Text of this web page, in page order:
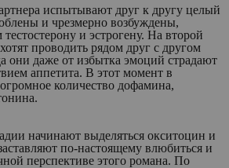
испытывают друг к другу целый
и чрезмерно возбуждены,
и эстрогену. На второй
проводить рядом друг с другом
они даже от избытка эмоций страдают
аппетита. В этот момент в
количество дофамина,
начинают выделяться окситоцин и
по-настоящему влюбиться и
перспективе этого романа. По